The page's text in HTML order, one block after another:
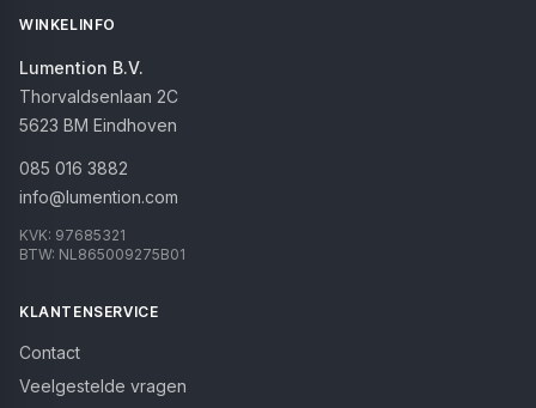
WINKELINFO
Lumention B.V.
Thorvaldsenlaan 2C
5623 BM Eindhoven
085 016 3882
info@lumention.com
KVK: 97685321
BTW: NL865009275B01
KLANTENSERVICE
Contact
Veelgestelde vragen